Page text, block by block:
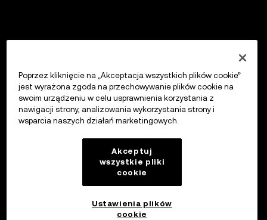
Poprzez kliknięcie na „Akceptacja wszystkich plików cookie”
jest wyrażona zgoda na przechowywanie plików cookie na
swoim urządzeniu w celu usprawnienia korzystania z
nawigacji strony, analizowania wykorzystania strony i
wsparcia naszych działań marketingowych.
Akceptuj
wszystkie pliki
cookie
Ustawienia plików
cookie